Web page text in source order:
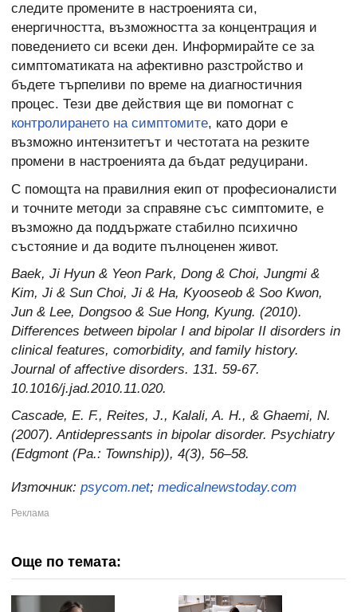
следите промените в настроенията си,
енергичността, възможността за концентрация и
поведението си всеки ден. Информирайте се за
симптоматиката на афективно разстройство и
бъдете търпеливи по време на диагностичния
процес. Тези две действия ще ви помогнат с
контролирането на симптомите, като дори е
възможно интензитетът и честотата на резките
промени в настроенията да бъдат редуцирани.
С помощта на правилния екип от професионалисти
и точните методи за справяне със симптомите, е
възможно да поддържате стабилно психично
състояние и да водите пълноценен живот.
Baek, Ji Hyun & Yeon Park, Dong & Choi, Jungmi &
Kim, Ji & Sun Choi, Ji & Ha, Kyooseob & Soo Kwon,
Jun & Lee, Dongsoo & Sue Hong, Kyung. (2010).
Differences between bipolar I and bipolar II disorders in
clinical features, comorbidity, and family history.
Journal of affective disorders. 131. 59-67.
10.1016/j.jad.2010.11.020.
Cascade, E. F., Reites, J., Kalali, A. H., & Ghaemi, N.
(2007). Antidepressants in bipolar disorder. Psychiatry
(Edgmont (Pa.: Township)), 4(3), 56–58.
Източник: psycom.net; medicalnewstoday.com
Още по темата: